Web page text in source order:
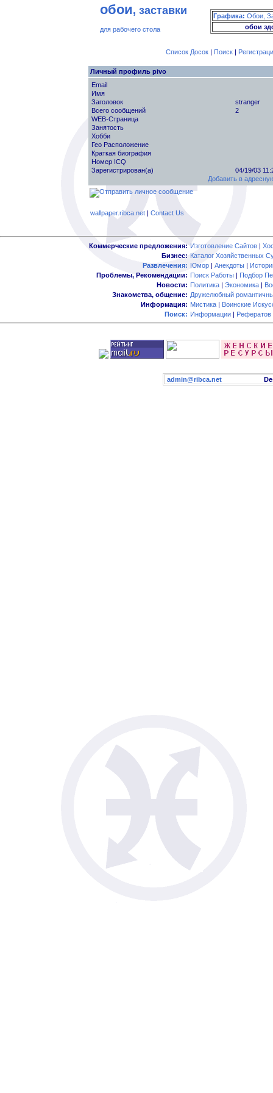
обои, заставки
для рабочего стола
Графика: Обои,
обои
Список Досок | Поиск |
Личный профиль pivo
Email
Имя
Заголовок
stranger
Всего сообщений
2
WEB-Страница
Занятость
Хобби
Гео Расположение
Краткая биография
Номер ICQ
Зарегистрирован(а)
04/19/03
Добавить в
wallpaper.ribca.net| Contact Us
Коммерческие предложения: Изготовление Сайтов |
Бизнес: Каталог Хозяйственных
Развлечения: Юмор | Анекдоты |
Проблемы, Рекомендации: Поиск Работы | Подбор
Новости: Политика | Экономика |
Знакомства, общение: Дружелюбный
Информация: Мистика | Воинские
Поиск: Информации | Рефератов
admin@ribca.net